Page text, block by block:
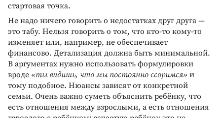
стартовая точка.
Не надо ничего говорить о недостатках друг друга —
это табу. Нельзя говорить о том, что кто-то кому-то
изменяет или, например, не обеспечивает
финансово. Детализация должна быть минимальной.
В аргументах нужно использовать формулировки
вроде «ты видишь, что мы постоянно ссоримся» и
тому подобное. Нюансы зависят от конкретной
семьи. Очень важно суметь объяснить ребёнку, что
есть отношения между взрослыми, а есть отношения